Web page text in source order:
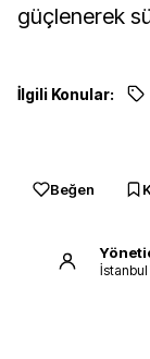
güçlenerek
İlgili Konular:
Beğen
İstanbul